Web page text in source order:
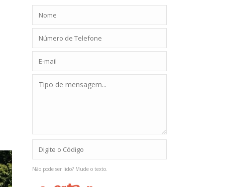
Não pode ser lido? Mude o texto.